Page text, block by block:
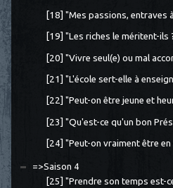
[18] "Mes passions, entraves
[19] "Les riches le méritent-ils
[20] "Vivre seul(e) ou mal
[21] "L'école sert-elle à
[22] "Peut-on être jeune et
[23] "Qu'est-ce qu'un bon
[24] "Peut-on vraiment être en
=>Saison 4
[25] "Prendre son temps est-